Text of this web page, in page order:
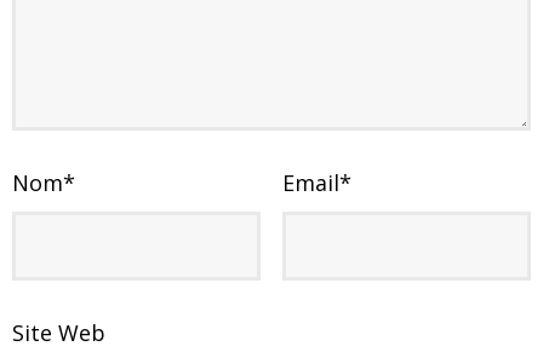
Nom* Email*
Site Web